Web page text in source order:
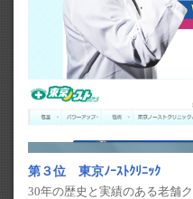
第３位 東京ﾉｰｽﾄｸﾘﾆｯｸ
30年の歴史と実績のある老舗